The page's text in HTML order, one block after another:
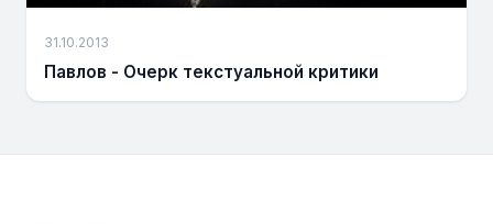
31.10.2013
Павлов - Очерк текстуальной критики